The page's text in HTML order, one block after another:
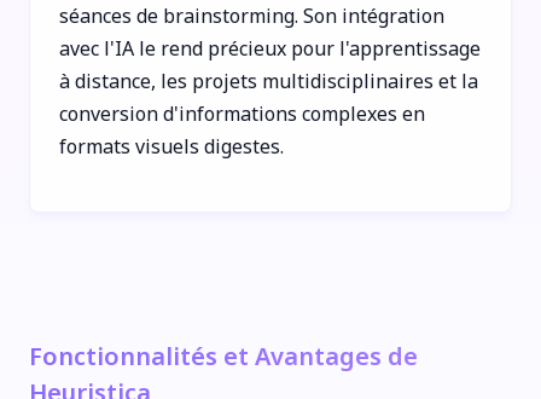
séances de brainstorming. Son intégration
avec l'IA le rend précieux pour l'apprentissage
à distance, les projets multidisciplinaires et la
conversion d'informations complexes en
formats visuels digestes.
Fonctionnalités et Avantages de
Heuristica